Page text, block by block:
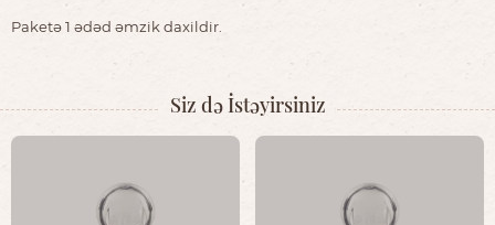
Paketə 1 ədəd əmzik daxildir.
Siz də İstəyirsiniz